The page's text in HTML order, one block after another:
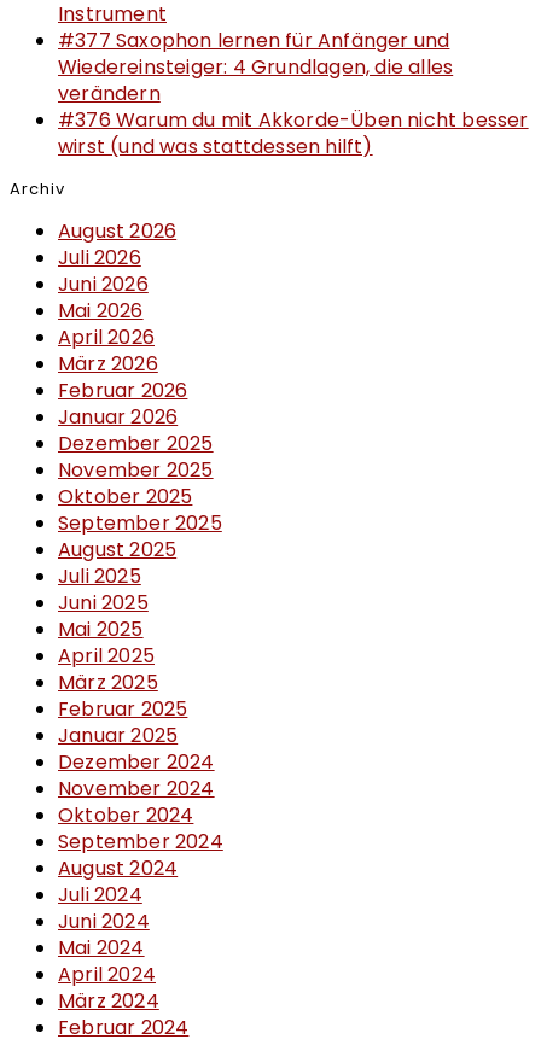
Instrument
#377 Saxophon lernen für Anfänger und
Wiedereinsteiger: 4 Grundlagen, die alles
verändern
#376 Warum du mit Akkorde-Üben nicht besser
wirst (und was stattdessen hilft)
Archiv
August 2026
Juli 2026
Juni 2026
Mai 2026
April 2026
März 2026
Februar 2026
Januar 2026
Dezember 2025
November 2025
Oktober 2025
September 2025
August 2025
Juli 2025
Juni 2025
Mai 2025
April 2025
März 2025
Februar 2025
Januar 2025
Dezember 2024
November 2024
Oktober 2024
September 2024
August 2024
Juli 2024
Juni 2024
Mai 2024
April 2024
März 2024
Februar 2024